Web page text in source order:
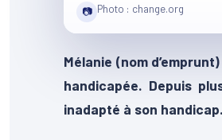
📷 Photo : change.org
Mélanie (nom
handicapée. Depuis
inadapté à son handicap.